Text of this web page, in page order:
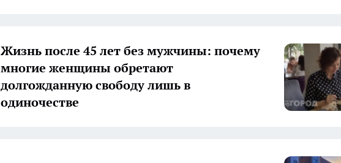
Жизнь после 45 лет без мужчины: почему
многие женщины обретают
долгожданную свободу лишь в
одиночестве